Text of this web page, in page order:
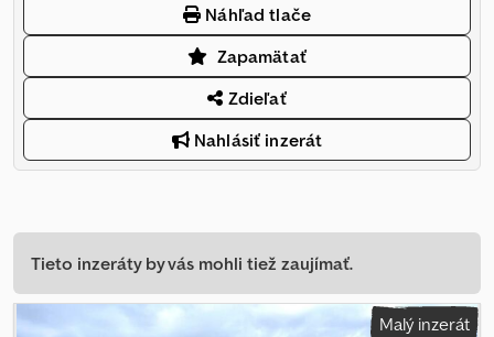
Náhľad tlače
Zapamätať
Zdieľať
Nahlásiť inzerát
Tieto inzeráty by vás mohli tiež zaujímať.
Malý inzerát